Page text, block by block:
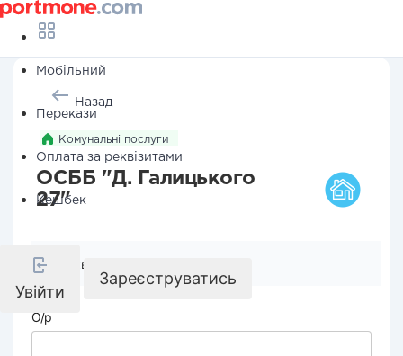
Мобільний
Перекази
Оплата за реквізитами
Кешбек
Увійти
Зареєструватись
Назад
Комунальні послуги
ОСББ "Д. Галицького
27"
Реквізити компанії
О/р